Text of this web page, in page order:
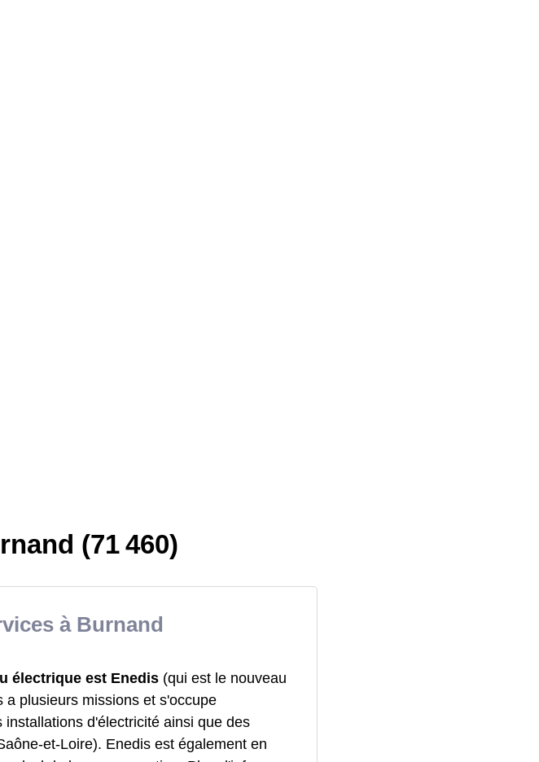
(71 460)
à Burnand
électrique est Enedis (qui est le nouveau
plusieurs missions et s'occupe
d'électricité ainsi que des
et-Loire). Enedis est également en